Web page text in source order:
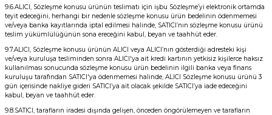
9.6.ALICI, Sözleşme konusu ürünün teslimatı için işbu Sözleşme’yi elektronik ortamda
teyit edeceğini, herhangi bir nedenle sözleşme konusu ürün bedelinin ödenmemesi
ve/veya banka kayıtlarında iptal edilmesi halinde, SATICI’nın sözleşme konusu ürünü
teslim yükümlülüğünün sona ereceğini kabul, beyan ve taahhüt eder.
9.7.ALICI, Sözleşme konusu ürünün ALICI veya ALICI’nın gösterdiği adresteki kişi
ve/veya kuruluşa tesliminden sonra ALICI'ya ait kredi kartının yetkisiz kişilerce haksız
kullanılması sonucunda sözleşme konusu ürün bedelinin ilgili banka veya finans
kuruluşu tarafından SATICI'ya ödenmemesi halinde, ALICI Sözleşme konusu ürünü 3
gün içerisinde nakliye gideri SATICI’ya ait olacak şekilde SATICI’ya iade edeceğini
kabul, beyan ve taahhüt eder.
9.8.SATICI, tarafların iradesi dışında gelişen, önceden öngörülemeyen ve tarafların